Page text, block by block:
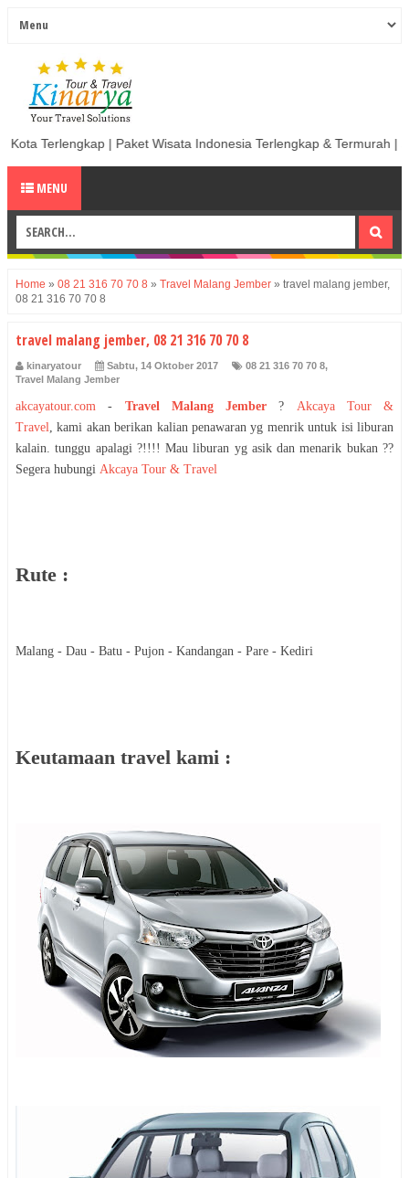
| Paket Wisata Indonesia Terlengkap & Termurah | Sewa Mobil
MENU
Home » 08 21 316 70 70 8 » Travel Malang Jember » travel malang jember,
08 21 316 70 70 8
travel malang jember, 08 21 316 70 70 8
kinaryatour Sabtu, 14 Oktober 2017 08 21 316 70 70 8,
Travel Malang Jember
akcayatour.com - Travel Malang Jember ? Akcaya Tour &
Travel , kami akan berikan kalian penawaran yg menrik untuk isi liburan
kalain. tunggu apalagi ?!!!! Mau liburan yg asik dan menarik bukan ??
Segera hubungi Akcaya Tour & Travel
Rute :
Malang - Dau - Batu - Pujon - Kandangan - Pare - Kediri
Keutamaan travel kami :